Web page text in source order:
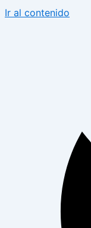
Ir al contenido